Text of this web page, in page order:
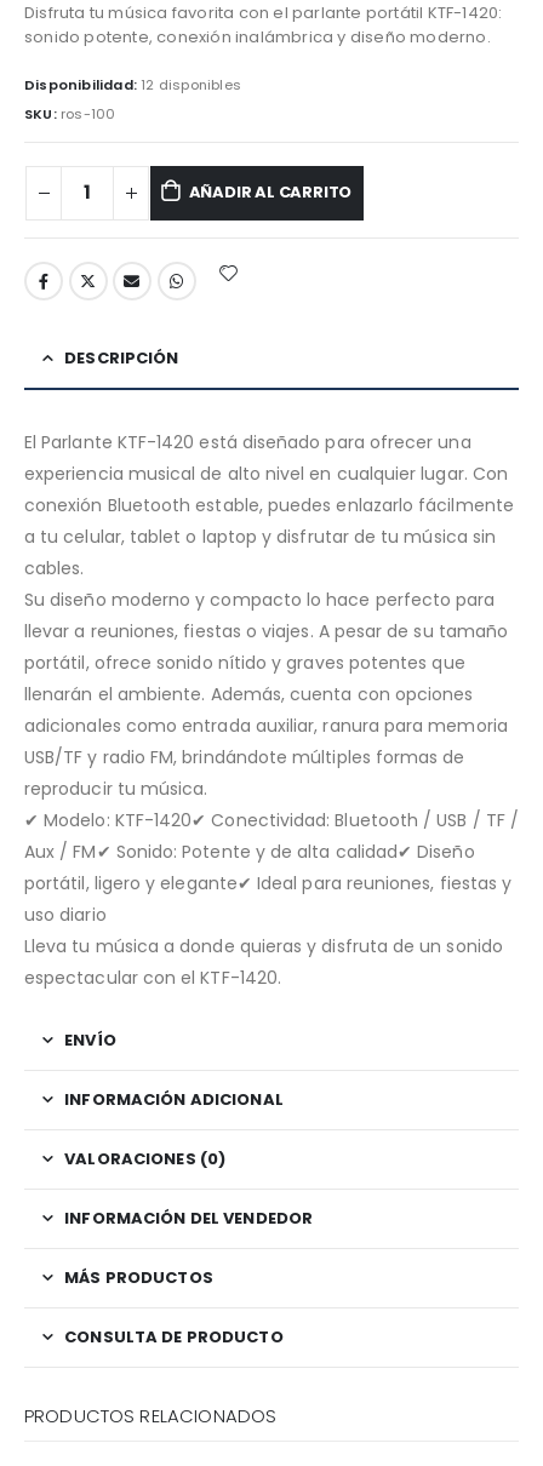
Disfruta tu música favorita con el parlante portátil KTF-1420:
sonido potente, conexión inalámbrica y diseño moderno.
Disponibilidad: 12 disponibles
SKU: ros-100
AÑADIR AL CARRITO
DESCRIPCIÓN
El Parlante KTF-1420 está diseñado para ofrecer una
experiencia musical de alto nivel en cualquier lugar. Con
conexión Bluetooth estable, puedes enlazarlo fácilmente
a tu celular, tablet o laptop y disfrutar de tu música sin
cables.
Su diseño moderno y compacto lo hace perfecto para
llevar a reuniones, fiestas o viajes. A pesar de su tamaño
portátil, ofrece sonido nítido y graves potentes que
llenarán el ambiente. Además, cuenta con opciones
adicionales como entrada auxiliar, ranura para memoria
USB/TF y radio FM, brindándote múltiples formas de
reproducir tu música.
✔ Modelo: KTF-1420✔ Conectividad: Bluetooth / USB / TF /
Aux / FM✔ Sonido: Potente y de alta calidad✔ Diseño
portátil, ligero y elegante✔ Ideal para reuniones, fiestas y
uso diario
Lleva tu música a donde quieras y disfruta de un sonido
espectacular con el KTF-1420.
ENVÍO
INFORMACIÓN ADICIONAL
VALORACIONES (0)
INFORMACIÓN DEL VENDEDOR
MÁS PRODUCTOS
CONSULTA DE PRODUCTO
PRODUCTOS RELACIONADOS